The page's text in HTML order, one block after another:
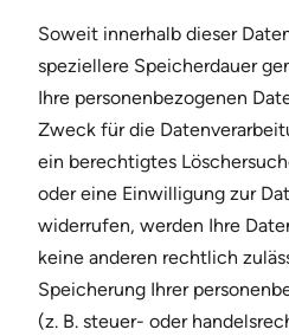
Soweit innerhalb dieser
speziellere Speicherdauer
Ihre personenbezogenen
Zweck für die
ein berechtigtes
oder eine Einwilligung zur
widerrufen, werden Ihre
keine anderen rechtlich
Speicherung Ihrer
(z. B. steuer- oder